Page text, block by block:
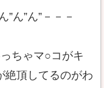
”ん”ん”－－－
ちゃマ○コがキ
絶頂してるのがわ